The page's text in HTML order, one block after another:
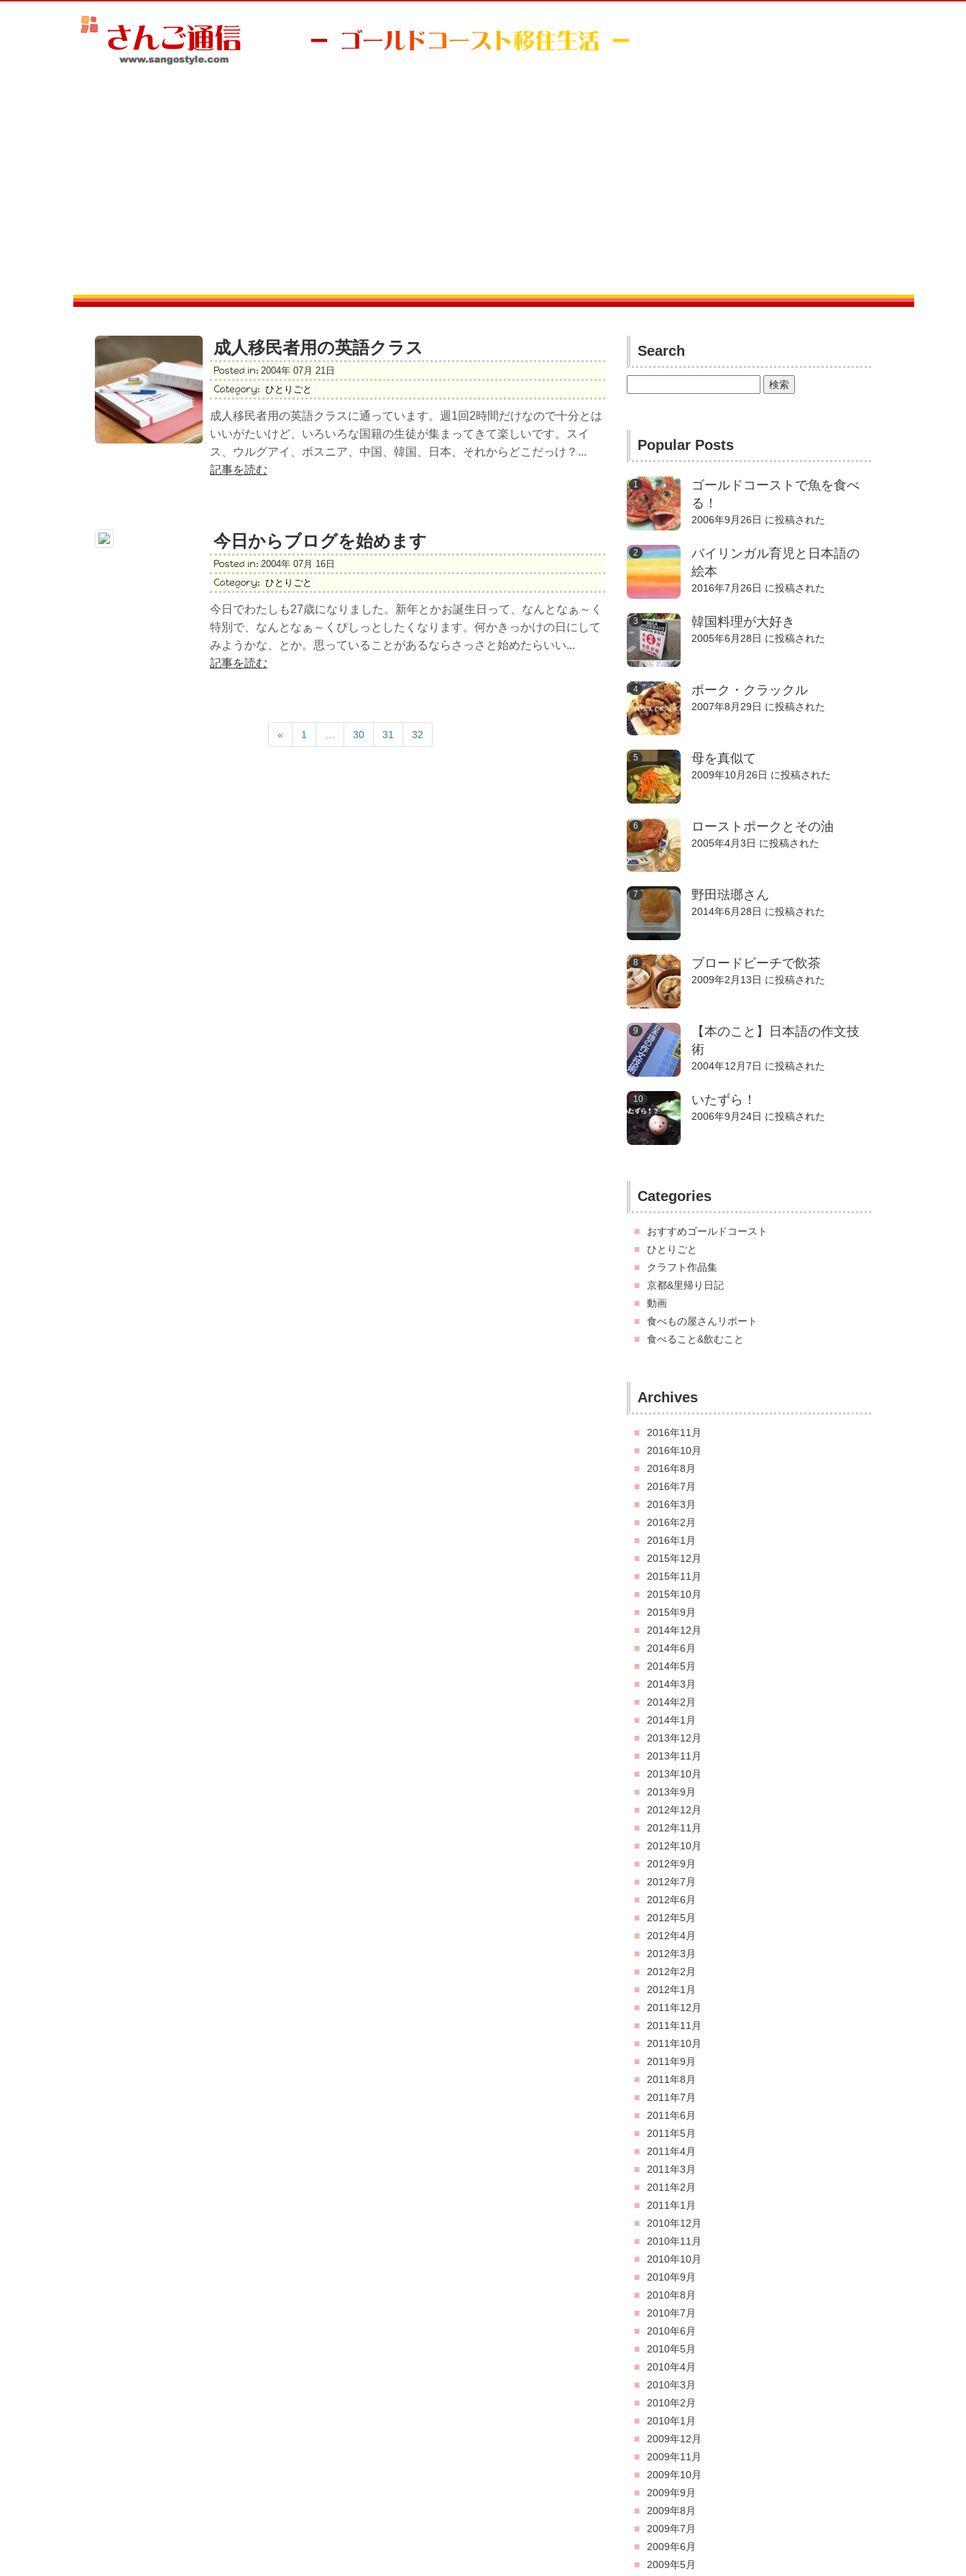
成人移民者用の英語クラス
Posted in: 2004年 07月 21日
Category: ひとりごと
成人移民者用の英語クラスに通っています。週1回2時間だけなので十分とは
いいがたいけど、いろいろな国籍の生徒が集まってきて楽しいです。スイ
ス、ウルグアイ、ボスニア、中国、韓国、日本、それからどこだっけ？...
記事を読む
今日からブログを始めます
Posted in: 2004年 07月 16日
Category: ひとりごと
今日でわたしも27歳になりました。新年とかお誕生日って、なんとなぁ～く
特別で、なんとなぁ～くぴしっとしたくなります。何かきっかけの日にして
みようかな、とか。思っていることがあるならさっさと始めたらいい...
記事を読む
« 1 30 31 32
Search
索:
Popular Posts
ゴールドコーストで魚を食べ
る！
2006年9月26日 に投稿された
バイリンガル育児と日本語の
絵本
2016年7月26日 に投稿された
韓国料理が大好き
2005年6月28日 に投稿された
ポーク・クラックル
2007年8月29日 に投稿された
母を真似て
2009年10月26日 に投稿された
ローストポークとその油
2005年4月3日 に投稿された
野田琺瑯さん
2014年6月28日 に投稿された
ブロードビーチで飲茶
2009年2月13日 に投稿された
【本のこと】日本語の作文技
術
2004年12月7日 に投稿された
いたずら！
2006年9月24日 に投稿された
Categories
おすすめゴールドコースト
ひとりごと
クラフト作品集
京都&里帰り日記
動画
食べもの屋さんリポート
食べること&飲むこと
Archives
2016年11月
2016年10月
2016年8月
2016年7月
2016年3月
2016年2月
2016年1月
2015年12月
2015年11月
2015年10月
2015年9月
2014年12月
2014年6月
2014年5月
2014年3月
2014年2月
2014年1月
2013年12月
2013年11月
2013年10月
2013年9月
2012年12月
2012年11月
2012年10月
2012年9月
2012年7月
2012年6月
2012年5月
2012年4月
2012年3月
2012年2月
2012年1月
2011年12月
2011年11月
2011年10月
2011年9月
2011年8月
2011年7月
2011年6月
2011年5月
2011年4月
2011年3月
2011年2月
2011年1月
2010年12月
2010年11月
2010年10月
2010年9月
2010年8月
2010年7月
2010年6月
2010年5月
2010年4月
2010年3月
2010年2月
2010年1月
2009年12月
2009年11月
2009年10月
2009年9月
2009年8月
2009年7月
2009年6月
2009年5月